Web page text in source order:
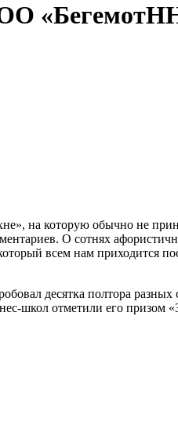
на которую обычно не
О сотнях
всем нам приходится
десятка полтора
школ отметили его призом